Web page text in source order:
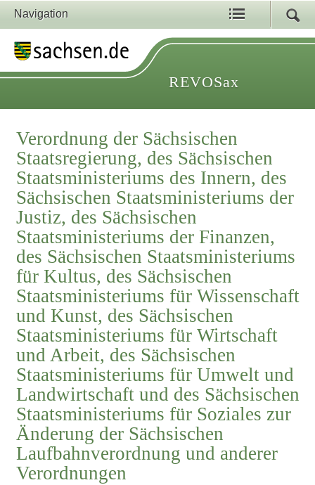
Navigation
REVOSax
Verordnung der Sächsischen
Staatsregierung, des Sächsischen
Staatsministeriums des Innern, des
Sächsischen Staatsministeriums der
Justiz, des Sächsischen
Staatsministeriums der Finanzen,
des Sächsischen Staatsministeriums
für Kultus, des Sächsischen
Staatsministeriums für Wissenschaft
und Kunst, des Sächsischen
Staatsministeriums für Wirtschaft
und Arbeit, des Sächsischen
Staatsministeriums für Umwelt und
Landwirtschaft und des Sächsischen
Staatsministeriums für Soziales zur
Änderung der Sächsischen
Laufbahnverordnung und anderer
Verordnungen